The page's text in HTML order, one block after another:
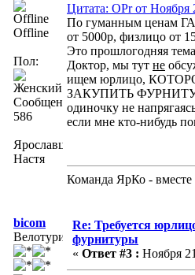
Offline
Пол:
Сообщений:
586
Ярославцева
Настя
Цитата: OPr от Ноября
По гуманным ценам
от 5000р, физлицо от
Это прошлогодняя
Доктор, мы тут не
ищем юрлицо,
ЗАКУПИТЬ
одиночку не
если мне кто-нибудь
Команда ЯрКо -
bicom
Велотурист
Re: Требуется
фурнитуры
« Ответ #3 : Ноября